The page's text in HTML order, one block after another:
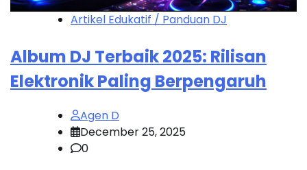
Artikel Edukatif / Panduan DJ
Album DJ Terbaik 2025: Rilisan
Elektronik Paling Berpengaruh
Agen D
December 25, 2025
0